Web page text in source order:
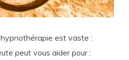
est vaste :
peut vous aider pour :